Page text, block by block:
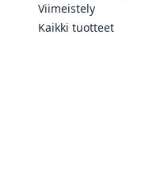
Viimeistely
Kaikki tuotteet